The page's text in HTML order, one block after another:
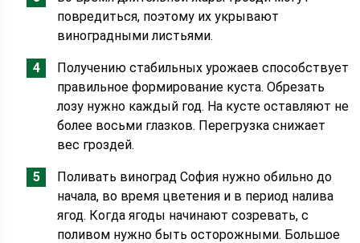
повредиться, поэтому их укрывают
виноградными листьями.
Получению стабильных урожаев способствует
правильное формирование куста. Обрезать
лозу нужно каждый год. На кусте оставляют не
более восьми глазков. Перегрузка снижает
вес гроздей.
Поливать виноград София нужно обильно до
начала, во время цветения и в период налива
ягод. Когда ягоды начинают созревать, с
поливом нужно быть осторожными. Большое